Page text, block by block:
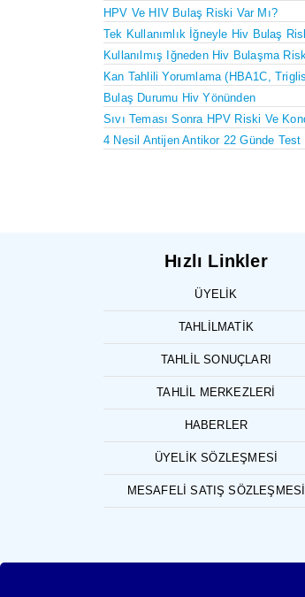
HPV Ve HIV Bulaş Riski Var Mı?
Tek Kullanımlık İğneyle Hiv Bulaş
Kullanılmış Iğneden Hiv Bulaşma
Kan Tahlili Yorumlama (HBA1C,
Bulaş Durumu Hiv Yönünden
Sıvı Teması Sonra HPV Riski Ve
4 Nesil Antijen Antikor 22 Günde Test
Hızlı Linkler
ÜYELIK
TAHLILMATIK
TAHLIL SONUÇLARI
TAHLIL MERKEZLERI
HABERLER
ÜYELIK SÖZLEŞMESI
MESAFELI SATIŞ SÖZLEŞMESI